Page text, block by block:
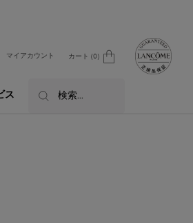
マイアカウント カート 0
0 カート内の製品
ス 検索...